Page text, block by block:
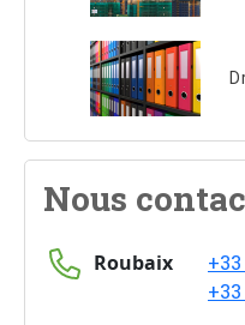
Nous
Roubaix